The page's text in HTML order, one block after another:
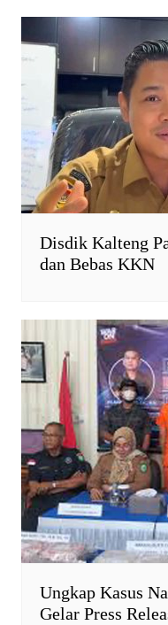
Disdik Kalteng
dan Bebas KKN
Ungkap Kasus
Gelar Press